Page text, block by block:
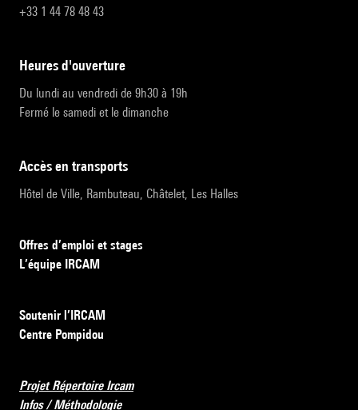
+33 1 44 78 48 43
heures d'ouverture
Du lundi au vendredi de 9h30 à 19h
Fermé le samedi et le dimanche
accès en transports
Hôtel de Ville, Rambuteau, Châtelet, Les Halles
Offres d’emploi et stages
L’équipe IRCAM
Soutenir l’IRCAM
Centre Pompidou
Projet Répertoire Ircam
Infos / Méthodologie